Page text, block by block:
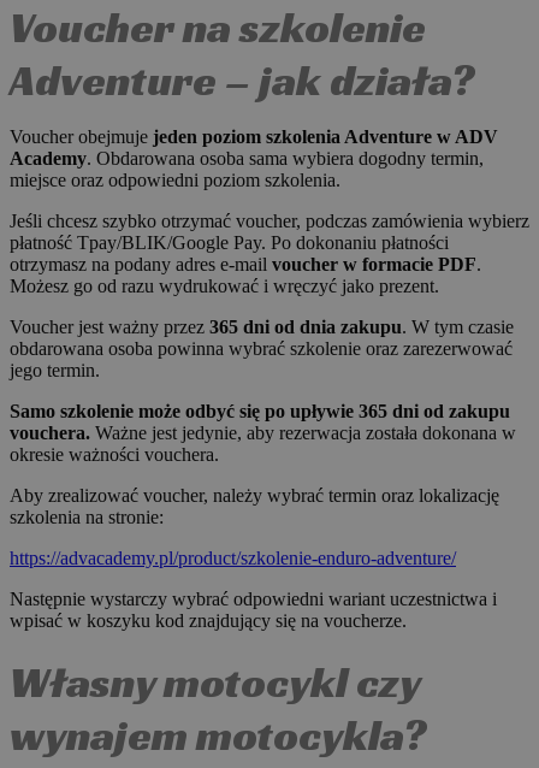
Voucher na szkolenie
Adventure – jak działa?
Voucher obejmuje jeden poziom szkolenia Adventure w ADV
Academy. Obdarowana osoba sama wybiera dogodny termin,
miejsce oraz odpowiedni poziom szkolenia.
Jeśli chcesz szybko otrzymać voucher, podczas zamówienia wybierz
płatność Tpay/BLIK/Google Pay. Po dokonaniu płatności
otrzymasz na podany adres e-mail voucher w formacie PDF.
Możesz go od razu wydrukować i wręczyć jako prezent.
Voucher jest ważny przez 365 dni od dnia zakupu. W tym czasie
obdarowana osoba powinna wybrać szkolenie oraz zarezerwować
jego termin.
Samo szkolenie może odbyć się po upływie 365 dni od zakupu
vouchera. Ważne jest jedynie, aby rezerwacja została dokonana w
okresie ważności vouchera.
Aby zrealizować voucher, należy wybrać termin oraz lokalizację
szkolenia na stronie:
https://advacademy.pl/product/szkolenie-enduro-adventure/
Następnie wystarczy wybrać odpowiedni wariant uczestnictwa i
wpisać w koszyku kod znajdujący się na voucherze.
Własny motocykl czy
wynajem motocykla?